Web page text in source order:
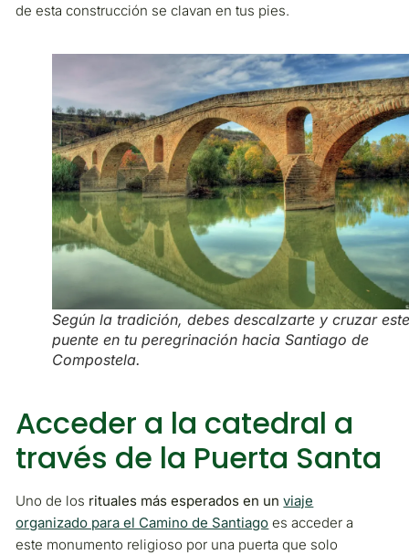
de esta construcción se clavan en tus pies.
Según la tradición, debes descalzarte y cruzar
puente en tu peregrinación hacia Santiago de
Compostela.
Acceder a la catedral a
través de la Puerta Santa
Uno de los rituales más esperados en unviaje
organizado para el Camino de Santiago es acceder a
este monumento religioso por una puerta que solo